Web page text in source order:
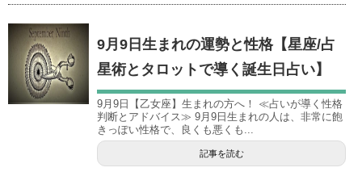
9月9日生まれの運勢と性格【星座/占
星術とタロットで導く誕生日占い】
9月9日【乙女座】生まれの方へ！ ≪占いが導く性格
判断とアドバイス≫ 9月9日生まれの人は、非常に飽
きっぽい性格で、良くも悪くも...
記事を読む